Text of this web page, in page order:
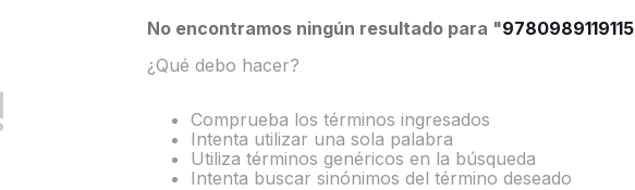
No encontramos ningún resultado para "9780989119115
¿Qué debo hacer?
Comprueba los términos ingresados
Intenta utilizar una sola palabra
Utiliza términos genéricos en la búsqueda
Intenta buscar sinónimos del término deseado